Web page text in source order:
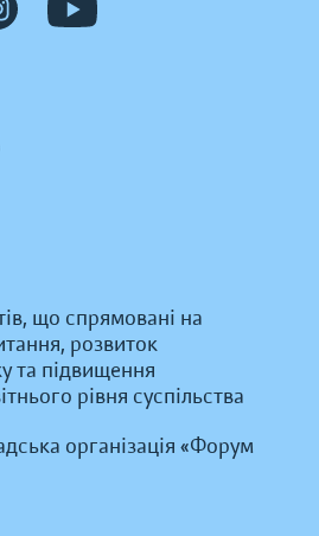
що спрямовані на
розвиток
та підвищення
рівня суспільства
організація «Форум